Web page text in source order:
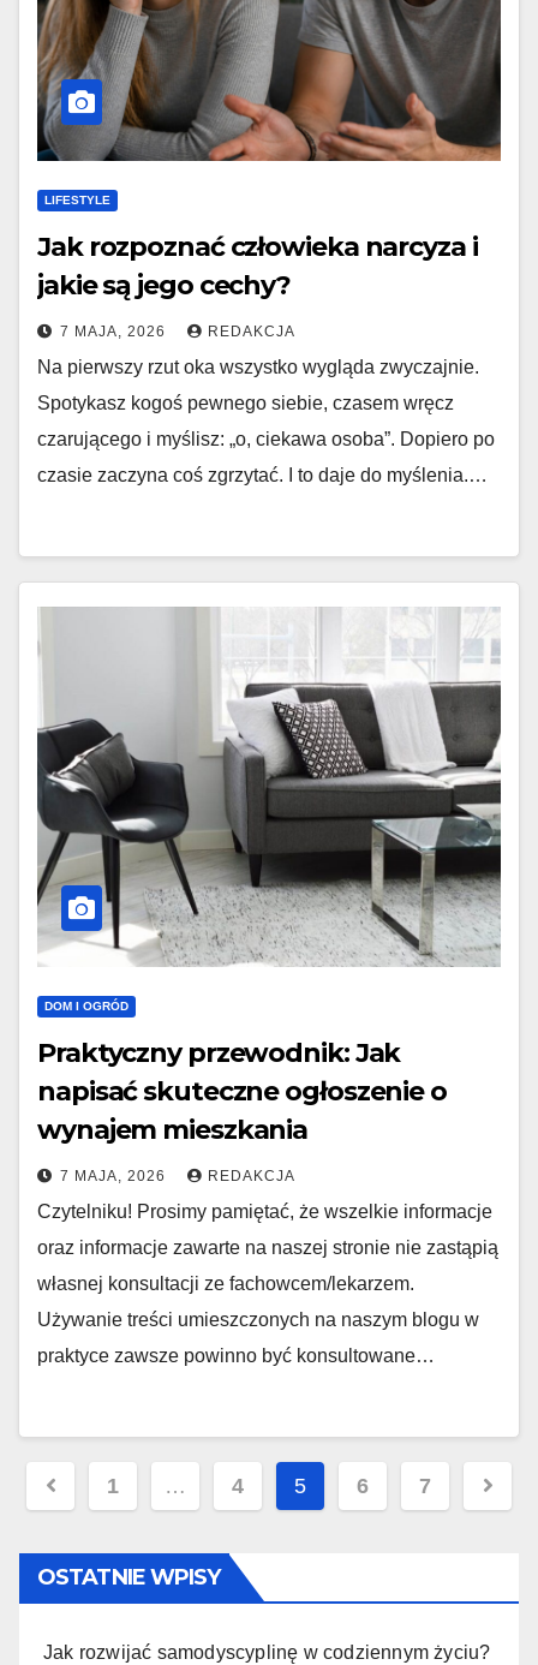
LIFESTYLE
Jak rozpoznać człowieka narcyza i
jakie są jego cechy?
7 MAJA, 2026 REDAKCJA
Na pierwszy rzut oka wszystko wygląda zwyczajnie.
Spotykasz kogoś pewnego siebie, czasem wręcz
czarującego i myślisz: „o, ciekawa osoba”. Dopiero po
czasie zaczyna coś zgrzytać. I to daje do myślenia.…
DOM I OGRÓD
Praktyczny przewodnik: Jak
napisać skuteczne ogłoszenie o
wynajem mieszkania
7 MAJA, 2026 REDAKCJA
Czytelniku! Prosimy pamiętać, że wszelkie informacje
oraz informacje zawarte na naszej stronie nie zastąpią
własnej konsultacji ze fachowcem/lekarzem.
Używanie treści umieszczonych na naszym blogu w
praktyce zawsze powinno być konsultowane…
Nawigacja
wpisach
1 … 4 5 6 7
OSTATNIE WPISY
Jak rozwijać samodyscyplinę w codziennym życiu?